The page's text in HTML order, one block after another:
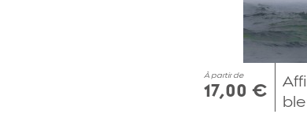
À partir de
17,00 €